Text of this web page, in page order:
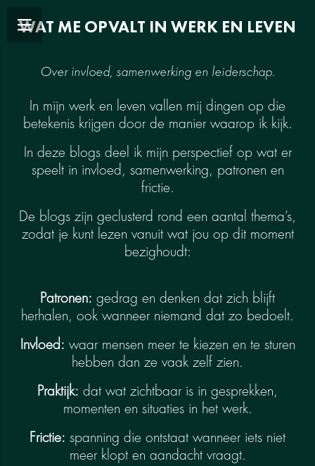
WAT ME OPVALT IN WERK EN LEVEN
Over invloed, samenwerking en leiderschap.
In mijn werk en leven vallen mij dingen op die
betekenis krijgen door de manier waarop ik kijk.
In deze blogs deel ik mijn perspectief op wat er
speelt in invloed, samenwerking, patronen en
frictie.
De blogs zijn geclusterd rond een aantal thema’s,
zodat je kunt lezen vanuit wat jou op dit moment
bezighoudt:
Patronen: gedrag en denken dat zich blijft
herhalen, ook wanneer niemand dat zo bedoelt.
Invloed: waar mensen meer te kiezen en te sturen
hebben dan ze vaak zelf zien.
Praktijk: dat wat zichtbaar is in gesprekken,
momenten en situaties in het werk.
Frictie: spanning die ontstaat wanneer iets niet
meer klopt en aandacht vraagt.